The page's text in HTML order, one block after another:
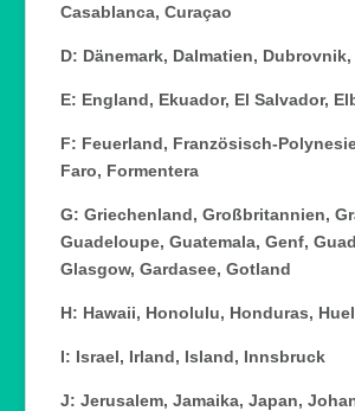
Casablanca, Curaçao
D: Dänemark, Dalmatien,
E: England, Ekuador, El Salvador,
F: Feuerland, Französisch-
Faro, Formentera
G: Griechenland, Großbritannien,
Guadeloupe, Guatemala, Genf,
Glasgow, Gardasee, Gotland
H: Hawaii, Honolulu, Honduras,
I: Israel, Irland, Island, Innsbruck
J: Jerusalem, Jamaika, Japan,